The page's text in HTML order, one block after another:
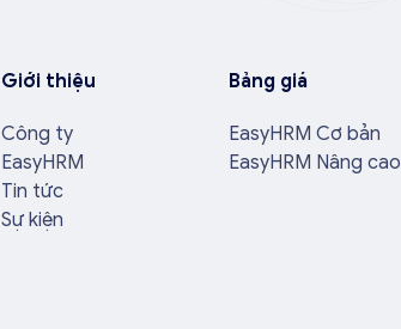
Giới thiệu
Công ty
EasyHRM
Tin tức
Sự kiện
Bảng giá
EasyHRM Cơ bản
EasyHRM Nâng cao